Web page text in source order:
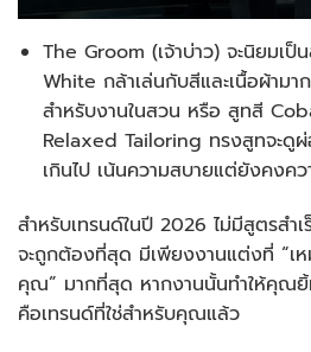
The Groom (เจ้าบ่าว) จะนิยมเ
White กล้าเล่นกับสีและเนื้อผ้าม
สำหรับงานในสวน หรือ สูทสี
Relaxed Tailoring ทรงสูทจะดู
เกินไป เน้นความสบายแต่ยังคงคว
สำหรับเทรนด์ในปี 2026 ไม่มีสูตรสำ
จะถูกต้องที่สุด มีเพียงงานแต่งที่ “เห
คุณ” มากที่สุด หากงานนั้นทำให้คุณ
คือเทรนด์ที่ใช่สำหรับคุณแล้ว